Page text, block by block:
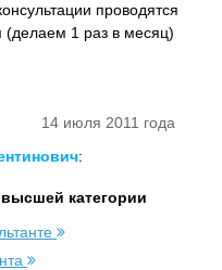
проводятся
(делаем 1 раз в месяц)
14 июля 2011 года
:
категории